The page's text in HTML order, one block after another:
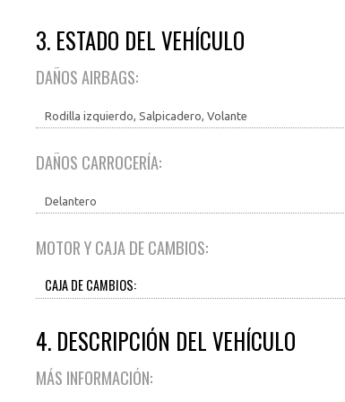
3. ESTADO DEL VEHÍCULO
DAÑOS AIRBAGS:
Rodilla izquierdo, Salpicadero, Volante
DAÑOS CARROCERÍA:
Delantero
MOTOR Y CAJA DE CAMBIOS:
CAJA DE CAMBIOS:
4. DESCRIPCIÓN DEL VEHÍCULO
MÁS INFORMACIÓN: